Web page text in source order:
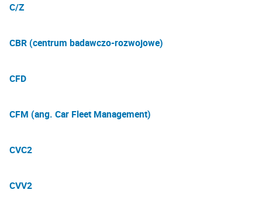
C/Z
CBR (centrum badawczo-rozwojowe)
CFD
CFM (ang. Car Fleet Management)
CVC2
CVV2